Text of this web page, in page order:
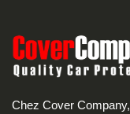
Chez Cover